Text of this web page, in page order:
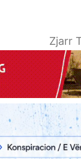
Zjarr